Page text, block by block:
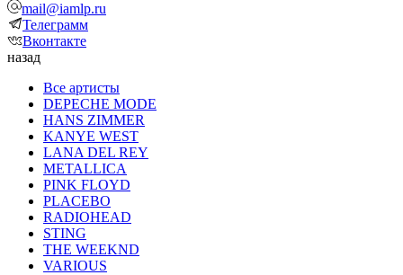
mail@iamlp.ru
Телеграмм
Вконтакте
назад
Все артисты
DEPECHE MODE
HANS ZIMMER
KANYE WEST
LANA DEL REY
METALLICA
PINK FLOYD
PLACEBO
RADIOHEAD
STING
THE WEEKND
VARIOUS